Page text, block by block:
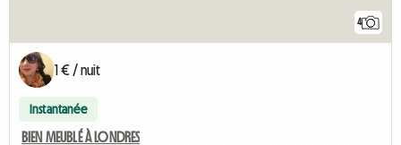
4
1 € / nuit
Instantanée
BIEN MEUBLÉ À LONDRES